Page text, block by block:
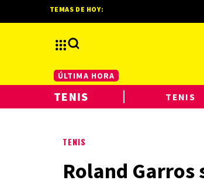
TENIS
Roland
TEMAS DE HOY:
ÚLTIMA HORA
TENIS TENIS